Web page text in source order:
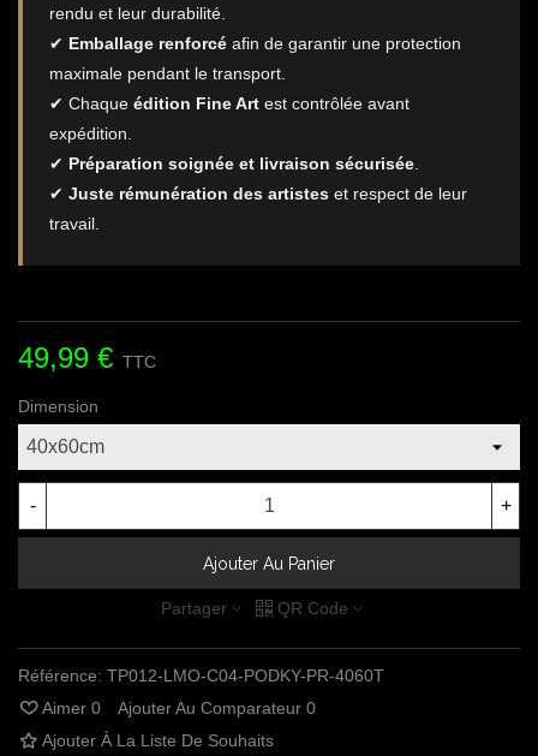
rendu et leur durabilité.
✔ Emballage renforcé afin de garantir une protection
maximale pendant le transport.
✔ Chaque édition Fine Art est contrôlée avant
expédition.
✔ Préparation soignée et livraison sécurisée
✔ Juste rémunération des artistes et respect de leur
travail.
49,99 € TTC
Dimension
- +
Ajouter Au Panier
Partager QR Code
Référence: TP012-LMO-C04-PODKY-PR-4060T
Aimer 0 Ajouter Au Comparateur 0
Ajouter À La Liste De Souhaits